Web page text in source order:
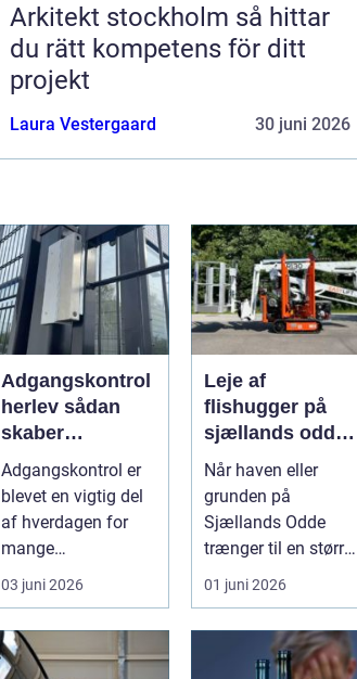
Arkitekt stockholm så hittar
du rätt kompetens för ditt
projekt
Laura Vestergaard 30 juni 2026
Adgangskontrol
herlev sådan
skaber
virksomheder
bedre sikkerhed
og fleksibilitet
Adgangskontrol er
blevet en vigtig del
af hverdagen for
mange
virksomheder,
boligforeninger og
insti...
03 juni 2026
Leje af
flishugger på
sjællands odde:
sådan får du
styr på grene og
haveaffald
Når haven eller
grunden på
Sjællands Odde
trænger til en større
oprydning, kan en
flishugger spare m...
01 juni 2026